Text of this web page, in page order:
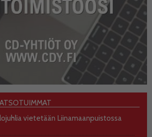
vietetään Liinamaanpuistossa